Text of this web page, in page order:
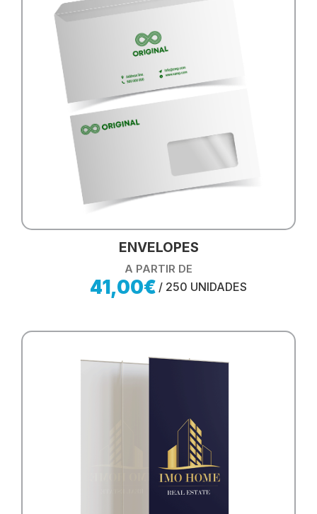
ENVELOPES
A PARTIR DE
41,00€ / 250 UNIDADES